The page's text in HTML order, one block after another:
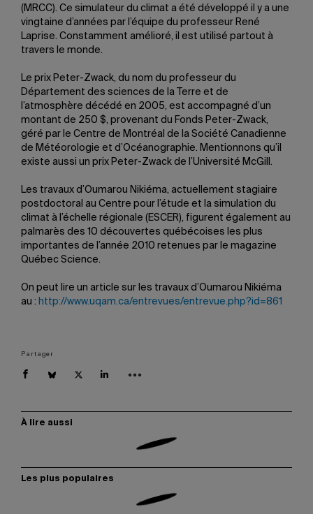
(MRCC). Ce simulateur du climat a été développé il y a une
vingtaine d’années par l’équipe du professeur René
Laprise. Constamment amélioré, il est utilisé partout à
travers le monde.
Le prix Peter-Zwack, du nom du professeur du
Département des sciences de la Terre et de
l’atmosphère décédé en 2005, est accompagné d’un
montant de 250 $, provenant du Fonds Peter-Zwack,
géré par le Centre de Montréal de la Société Canadienne
de Météorologie et d’Océanographie. Mentionnons qu’il
existe aussi un prix Peter-Zwack de l’Université McGill.
Les travaux d’Oumarou Nikiéma, actuellement stagiaire
postdoctoral au Centre pour l’étude et la simulation du
climat à l’échelle régionale (ESCER), figurent également au
palmarès des 10 découvertes québécoises les plus
importantes de l’année 2010 retenues par le magazine
Québec Science.
On peut lire un article sur les travaux d’Oumarou Nikiéma
au : http://www.uqam.ca/entrevues/entrevue.php?id=861
Partager
À lire aussi
Les plus populaires